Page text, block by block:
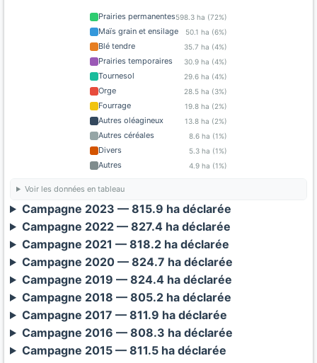
Prairies permanentes598.3 ha (72%)
Maïs grain et ensilage 50.1 ha (6%)
Blé tendre 35.7 ha (4%)
Prairies temporaires 30.9 ha (4%)
Tournesol 29.6 ha (4%)
Orge 28.5 ha (3%)
Fourrage 19.8 ha (2%)
Autres oléagineux 13.8 ha (2%)
Autres céréales 8.6 ha (1%)
Divers 5.3 ha (1%)
Autres 4.9 ha (1%)
Voir les données en tableau
Campagne 2023 — 815.9 ha déclarée
Campagne 2022 — 827.4 ha déclarée
Campagne 2021 — 818.2 ha déclarée
Campagne 2020 — 824.7 ha déclarée
Campagne 2019 — 824.4 ha déclarée
Campagne 2018 — 805.2 ha déclarée
Campagne 2017 — 811.9 ha déclarée
Campagne 2016 — 808.3 ha déclarée
Campagne 2015 — 811.5 ha déclarée